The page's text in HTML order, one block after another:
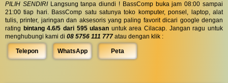
PILIH SENDIRILangsung tanpa diundi ! BassComp buka jam 08:00 sampai
21:00 tiap hari. BassComp satu satunya toko komputer, ponsel, laptop, alat
tulis, printer, jaringan dan aksesoris yang paling favorit dicari google dengan
rating bintang 4.6/5 dari 595 ulasan untuk area Cilacap. Jangan ragu untuk
menghubungi kami di 08 5756 111 777 atau dengan klik :
Telepon WhatsApp Peta